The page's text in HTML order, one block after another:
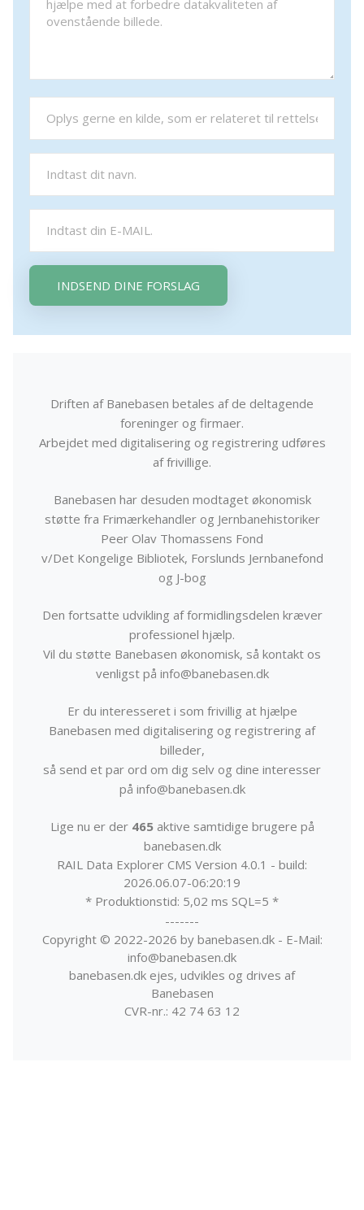
INDSEND DINE FORSLAG
Driften af Banebasen betales af de deltagende
foreninger og firmaer.
Arbejdet med digitalisering og registrering udføres
af frivillige.
Banebasen har desuden modtaget økonomisk
støtte fra Frimærkehandler og Jernbanehistoriker
Peer Olav Thomassens Fond
v/Det Kongelige Bibliotek, Forslunds Jernbanefond
og J-bog
Den fortsatte udvikling af formidlingsdelen kræver
professionel hjælp.
Vil du støtte Banebasen økonomisk, så kontakt os
venligst på info@banebasen.dk
Er du interesseret i som frivillig at hjælpe
Banebasen med digitalisering og registrering af
billeder,
så send et par ord om dig selv og dine interesser
på info@banebasen.dk
Lige nu er der 465aktive samtidige brugere på
banebasen.dk
RAIL Data Explorer CMS Version 4.0.1 - build:
2026.06.07-06:20:19
* Produktionstid: 5,02 ms SQL=5 *
-------
Copyright © 2022-2026 by banebasen.dk - E-Mail:
info@banebasen.dk
banebasen.dk ejes, udvikles og drives af
Banebasen
CVR-nr.: 42 74 63 12